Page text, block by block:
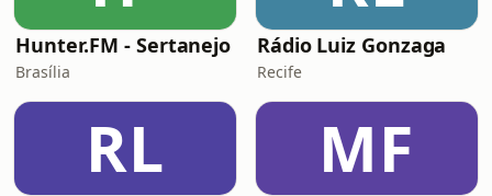
Hunter.FM - Sertanejo
Brasília
Rádio Luiz Gonzaga
Recife
RL MF